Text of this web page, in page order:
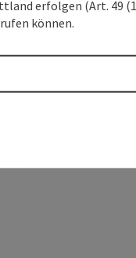
erfolgen (Art. 49
können.